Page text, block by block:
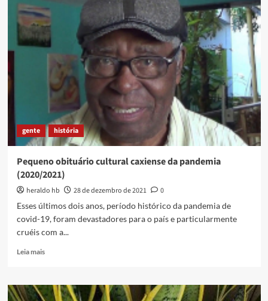
gente história
Pequeno obituário cultural caxiense da pandemia
(2020/2021)
heraldo hb 28 de dezembro de 2021
0
Esses últimos dois anos, período histórico da pandemia de
covid-19, foram devastadores para o país e particularmente
cruéis com a...
Leia maisRead
Pequeno
obituário